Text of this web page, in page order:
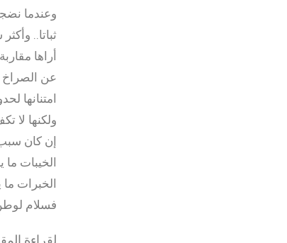
وعندما
ثباتا..
أراها
عن الصراخ
امتنانها
ولكنها
إن كان
الخيبات
الخبرات
فسلام
لقراءة